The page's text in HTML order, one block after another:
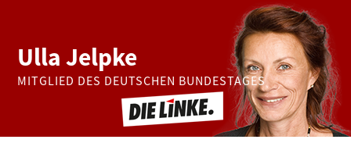
Ulla Jelpke
MITGLIED DES DEUTSCHEN BUNDESTAGES